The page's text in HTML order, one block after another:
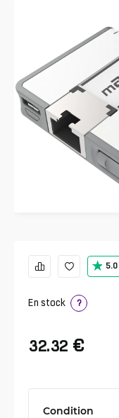
5.0
En stock ?
32.32 €
Condition